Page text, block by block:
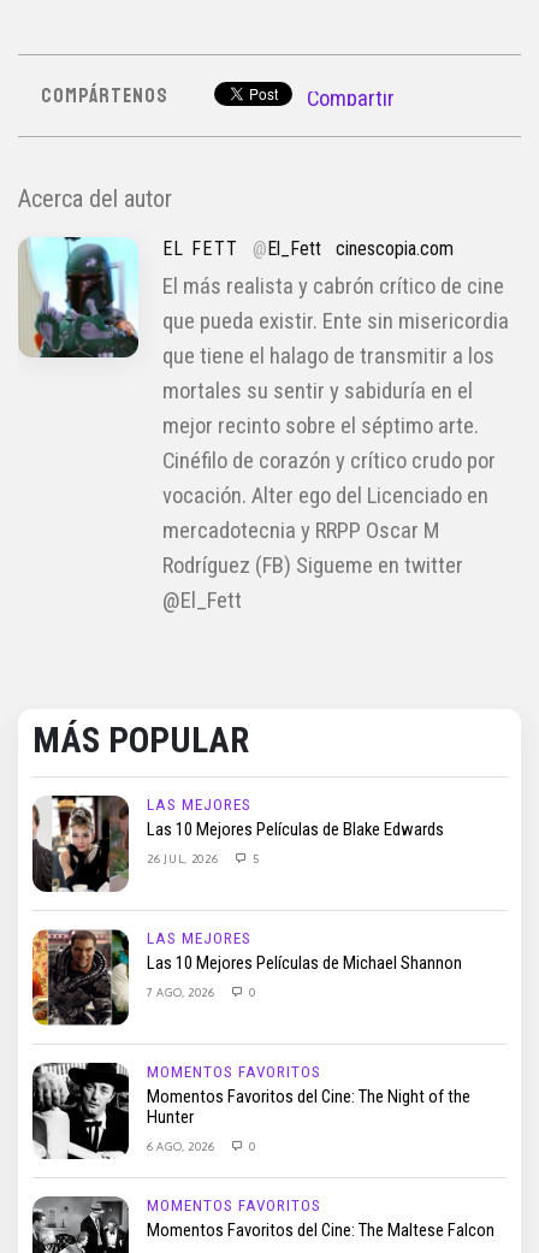
COMPÁRTENOS Compartir
Acerca del autor
EL FETT @El_Fett cinescopia.com
El más realista y cabrón crítico de cine
que pueda existir. Ente sin misericordia
que tiene el halago de transmitir a los
mortales su sentir y sabiduría en el
mejor recinto sobre el séptimo arte.
Cinéfilo de corazón y crítico crudo por
vocación. Alter ego del Licenciado en
mercadotecnia y RRPP Oscar M
Rodríguez (FB) Sigueme en twitter
@El_Fett
MÁS POPULAR
LAS MEJORES
Las 10 Mejores Películas de Blake Edwards
26 JUL, 2026 5
LAS MEJORES
Las 10 Mejores Películas de Michael Shannon
7 AGO, 2026 0
MOMENTOS FAVORITOS
Momentos Favoritos del Cine: The Night of the
Hunter
6 AGO, 2026 0
MOMENTOS FAVORITOS
Momentos Favoritos del Cine: The Maltese Falcon